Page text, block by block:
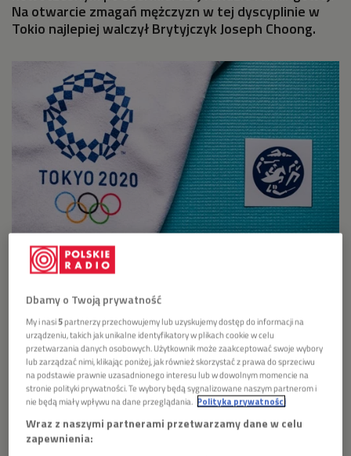
Na otwarcie zmagań mężczyzn w tej dyscyplinie w
Tokio najlepiej walczył Brytyjczyk Joseph Choong.
Tokio 2020 Foto: Shutterstock.com/kovop58
Igrzyska w Tokio potrwają do 8 sierpnia
Impreza w stolicy Japonii pierwotnie miała się odbyć
rok temu, ale została przełożona z powodu pandemii
koronawirusa SARS-CoV-2
>>> SPRAWDŹ TABELĘ MEDALOWĄ
Polskie Radio - Oficjalny Nadawca Radiowy Igrzysk
Olimpijskich Tokio 2020 - przekaże 120 godzin transmisji,
Dbamy o Twoją prywatność
My i nasi5partnerzy przechowujemy lub uzyskujemy dostęp do informacji na
urządzeniu, takich jak unikalne identyfikatory w plikach cookie w celu
przetwarzania danych osobowych. Użytkownik może zaakceptować swoje wybory
lub zarządzać nimi, klikając poniżej, jak również skorzystać z prawa do sprzeciwu
na podstawie prawnie uzasadnionego interesu lub w dowolnym momencie na
stronie polityki prywatności. Te wybory będą sygnalizowane naszym partnerom i
nie będą miały wpływu na dane przeglądania. Polityka prywatności
Wraz z naszymi partnerami przetwarzamy dane w celu
zapewnienia: